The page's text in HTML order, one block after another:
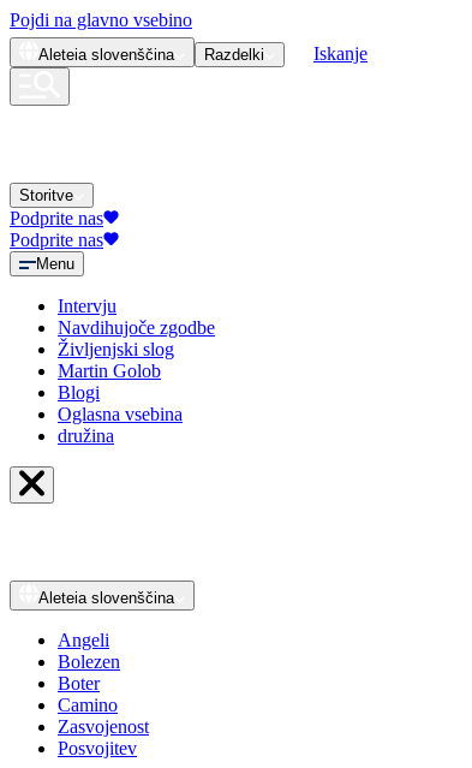
Pojdi na glavno vsebino
Aleteia slovenščina Razdelki Iskanje
Storitve
Podprite nas
Podprite nas
Menu
Intervju
Navdihujoče zgodbe
Življenjski slog
Martin Golob
Blogi
Oglasna vsebina
družina
Aleteia slovenščina
Angeli
Bolezen
Boter
Camino
Zasvojenost
Posvojitev